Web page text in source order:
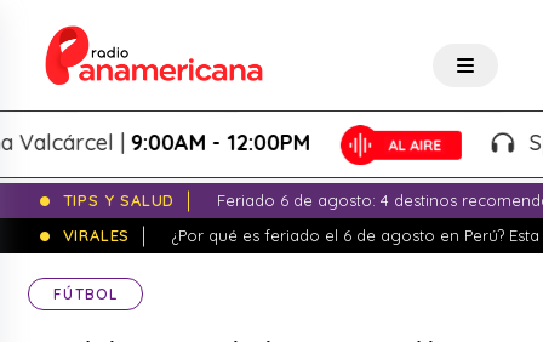
|9:00AM - 12:00PM
TIPS Y SALUD
Feriado 6 de agosto: 4 destinos
VIRALES
¿Por qué es feriado el 6 de agosto en Perú?
FÚTBOL